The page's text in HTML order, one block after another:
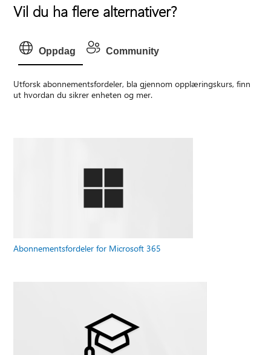
Vil du ha flere alternativer?
Oppdag Community
Utforsk abonnementsfordeler, bla gjennom opplæringskurs, finn
ut hvordan du sikrer enheten og mer.
Abonnementsfordeler for Microsoft 365